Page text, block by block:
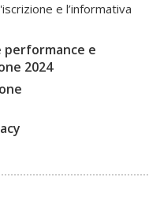
e l’informativa
performance e
2024